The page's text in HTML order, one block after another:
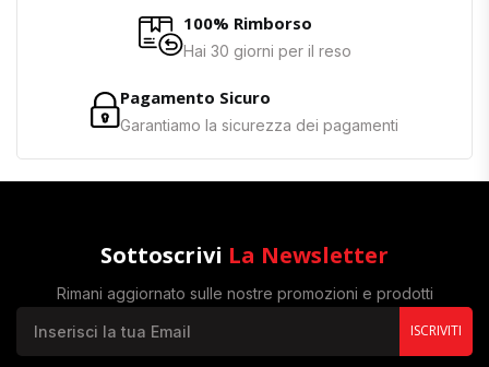
100% Rimborso
Hai 30 giorni per il reso
Pagamento Sicuro
Garantiamo la sicurezza dei pagamenti
Sottoscrivi La Newsletter
Rimani aggiornato sulle nostre promozioni e prodotti
ISCRIVITI